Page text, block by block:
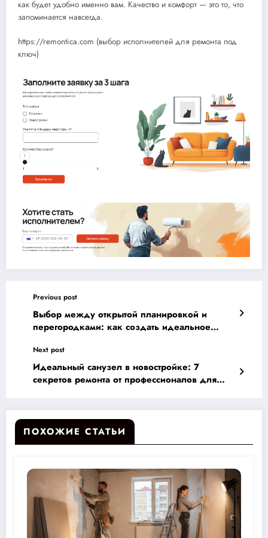
как будет удобно именно вам. Качество и комфорт — это то, что
запоминается навсегда.
https://remontica.com (выбор исполнителей для ремонта под
ключ)
Previous post
Выбор между открытой планировкой и
перегородками: как создать идеальное
Next post
Идеальный санузел в новостройке: 7
секретов ремонта от профессионалов для
ПОХОЖИЕ СТАТЬИ